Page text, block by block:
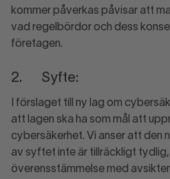
kommer påverkas påvisar att
vad regelbördor och dess
företagen.
2. Syfte:
I förslaget till ny lag om
att lagen ska ha som mål att
cybersäkerhet. Vi anser att den
av syftet inte är tillräckligt tydlig,
överensstämmelse med